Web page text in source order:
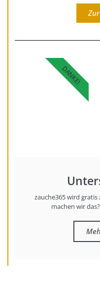
zauche365 wird
machen wir
DANKE!